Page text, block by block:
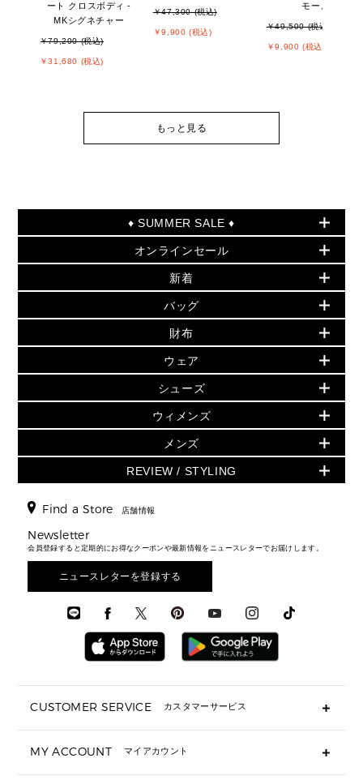
ート クロスボディ -
MKシグネチャー
￥79,200 (税込)
￥31,680 (税込)
￥47,300 (税込)
￥9,900 (税込)
モール
￥49,500 (税込)
￥9,900 (税込)
もっと見る
♦ SUMMER SALE ♦
セールおすすめアイテム
▶ ウィメンズ
バッグ
小物
シューズ・靴
ウェア
アクセサリー
時計
▶ メンズ
バッグ
ウェア
アクセサリー
オンラインセール
PRODUCT OF THE MONTH - 今月の特別価格
再値下げアイテム
追加アイテム
▶ ウィメンズすべて(ウェア・シューズ除く)
バッグ
財布・小物
ウェア
シューズ
時計・ジュエリー
アクセサリー
メンズ バッグ
メンズ 財布・小物
メンズ シューズ
メンズ ウェア
メンズ 時計・その他
新着
夏のスタイル
▶ すべて
▶ ウィメンズすべて
財布・小物
アクセサリー
フレグランス
シューズ
▶ メンズすべて
メンズ財布・小物
メンズアクセサリー
メンズウェア
バッグ
人気の定番アイテム
日本限定 - バッグ
▶ ウィメンズすべて
トートバッグ
ショルダーバッグ
クロスボディ・斜め掛け
トラベル
3 IN 1 / 2 IN 1 バッグ
▶ メンズすべて
財布
日本限定 - 財布・小物
▶ ウィメンズすべて
GREENWICH
折り財布(二つ折り・三つ折り)
長財布
▶ メンズすべて
ウェア
▶ ウィメンズすべて
トップス
スカート・パンツ
ジャケット・アウター
▶ メンズすべて
シューズ
▶ ウィメンズすべて
サンダル
スニーカー
▶ メンズすべて
ウィメンズ
人気の定番アイテム
▶ ウィメンズすべて
▶ バッグすべて
通勤・通学アイテム
3 IN 1 バッグ
ミニ財布・フラグメントケース
▶ 小物すべて
定期ケース・カードケース・名刺入れ
メンズ
▶ メンズすべて
財布・小物
時計・ジュエリー
アクセサリー
REVIEW / STYLING
エディターレビュー
Find a Store 店舗情報
Newsletter
会員登録すると定期的にお得なクーポンや最新情報をニュースレターでお届けします。
ニュースレターを登録する
CUSTOMER SERVICE カスタマーサービス
ギフト用にラッピングができますか？
ショッピングバッグを購入商品分送ってもらえますか？
MY ACCOUNT マイアカウント